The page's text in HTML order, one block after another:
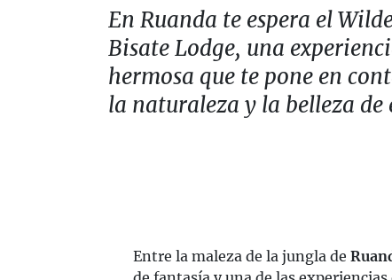
En Ruanda te espera el
Bisate Lodge, una
hermosa que te pone en
la naturaleza y la belleza de
Entre la maleza de la jungla de